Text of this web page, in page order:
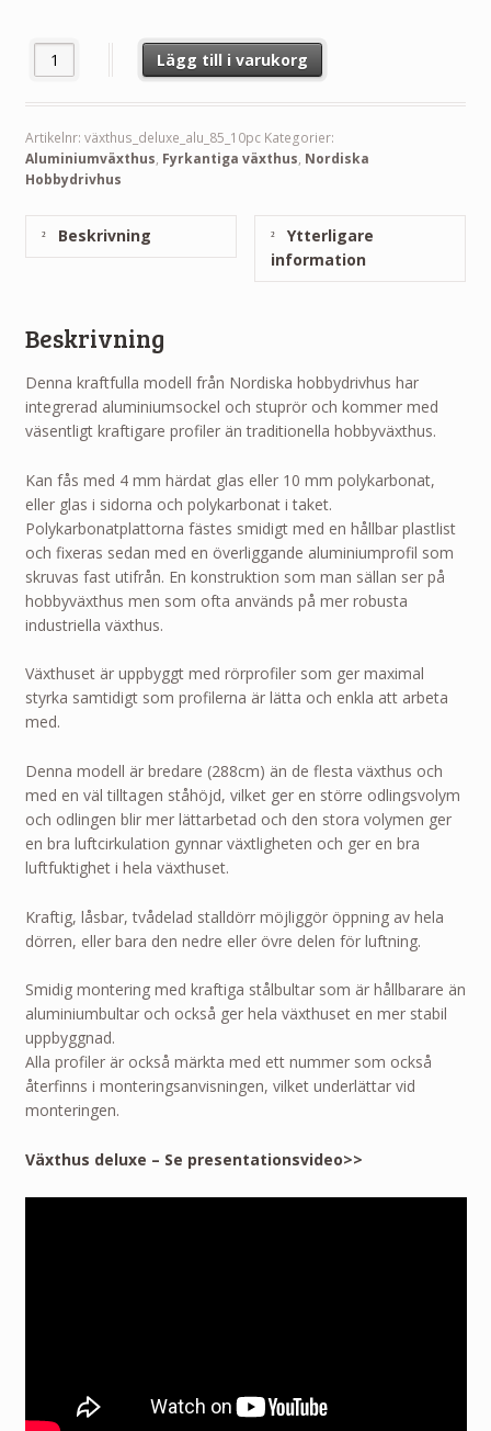
Växthus Deluxe 8,5 - 14.5 m² mängd
Lägg till i varukorg
Artikelnr: växthus_deluxe_alu_85_10pc Kategorier:
Aluminiumväxthus, Fyrkantiga växthus, Nordiska
Hobbydrivhus
Beskrivning
Ytterligare
information
Beskrivning
Denna kraftfulla modell från Nordiska hobbydrivhus har
integrerad aluminiumsockel och stuprör och kommer med
väsentligt kraftigare profiler än traditionella hobbyväxthus.
Kan fås med 4 mm härdat glas eller 10 mm polykarbonat,
eller glas i sidorna och polykarbonat i taket.
Polykarbonatplattorna fästes smidigt med en hållbar plastlist
och fixeras sedan med en överliggande aluminiumprofil som
skruvas fast utifrån. En konstruktion som man sällan ser på
hobbyväxthus men som ofta används på mer robusta
industriella växthus.
Växthuset är uppbyggt med rörprofiler som ger maximal
styrka samtidigt som profilerna är lätta och enkla att arbeta
med.
Denna modell är bredare (288cm) än de flesta växthus och
med en väl tilltagen ståhöjd, vilket ger en större odlingsvolym
och odlingen blir mer lättarbetad och den stora volymen ger
en bra luftcirkulation gynnar växtligheten och ger en bra
luftfuktighet i hela växthuset.
Kraftig, låsbar, tvådelad stalldörr möjliggör öppning av hela
dörren, eller bara den nedre eller övre delen för luftning.
Smidig montering med kraftiga stålbultar som är hållbarare än
aluminiumbultar och också ger hela växthuset en mer stabil
uppbyggnad.
Alla profiler är också märkta med ett nummer som också
återfinns i monteringsanvisningen, vilket underlättar vid
monteringen.
Växthus deluxe – Se presentationsvideo>>